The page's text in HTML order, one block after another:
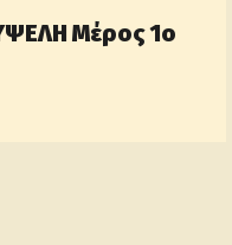
Μέρος 1ο